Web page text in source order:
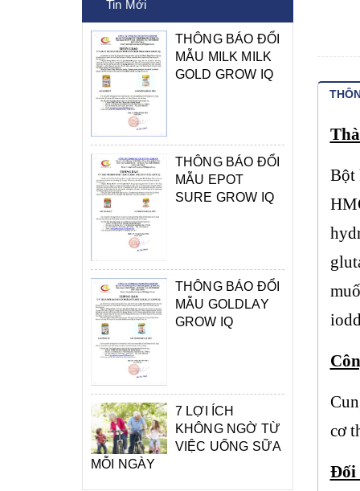
Tin Mới
THÔNG BÁO ĐỔI
MẪU MILK MILK
GOLD GROW IQ
THÔNG BÁO ĐỔI
MẪU EPOT
SURE GROW IQ
THÔNG BÁO ĐỔI
MẪU GOLDLAY
GROW IQ
7 LỢI ÍCH
KHÔNG NGỜ TỪ
VIỆC UỐNG SỮA
MỖI NGÀY
Bột
cơ
Đối